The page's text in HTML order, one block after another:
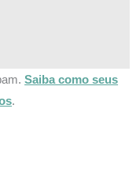
Saiba como seus
.